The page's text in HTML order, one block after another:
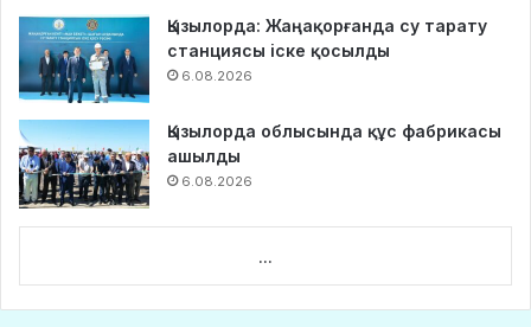
Қызылорда: Жаңақорғанда су тарату
станциясы іске қосылды
6.08.2026
Қызылорда облысында құс фабрикасы
ашылды
6.08.2026
...